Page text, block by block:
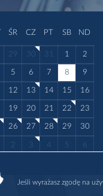
ŚR CZ PT SB ND
29 30 31 1 2
5 6 7 8 9
12 13 14 15 16
19 20 21 22 23
26 27 28 29 30
2 3 4 5 6
Jeśli wyrażasz zgodę na